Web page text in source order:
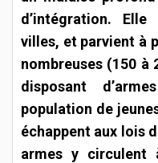
d’intégration.
villes, et parvient à
nombreuses (150 à
disposant
population de
échappent aux lois
armes y circulent